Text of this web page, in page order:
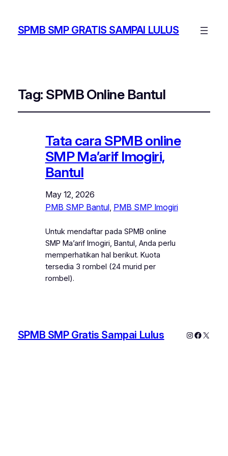
SPMB SMP GRATIS SAMPAI LULUS
Tag: SPMB Online Bantul
Tata cara SPMB online
SMP Ma’arif Imogiri,
Bantul
May 12, 2026
PMB SMP Bantul, PMB SMP Imogiri
Untuk mendaftar pada SPMB online
SMP Ma’arif Imogiri, Bantul, Anda perlu
memperhatikan hal berikut. Kuota
tersedia 3 rombel (24 murid per
rombel).
SPMB SMP Gratis Sampai Lulus Instagram
X